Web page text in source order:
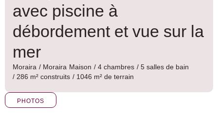
avec piscine à
débordement et vue sur la
mer
Moraira / Moraira Maison / 4 chambres / 5 salles de bain
/ 286 m² construits / 1046 m² de terrain
PHOTOS